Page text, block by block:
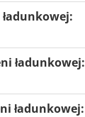
ładunkowej:
ładunkowej:
ładunkowej: